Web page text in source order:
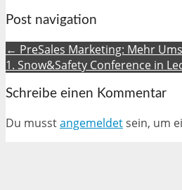
Post navigation
← PreSales Marketing: Mehr
1. Snow&Safety Conference in
Schreibe einen Kommentar
Du musstangemeldetsein, um